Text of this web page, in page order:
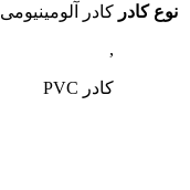
نوع کادر کادر آلومینیومی
,
کادر PVC